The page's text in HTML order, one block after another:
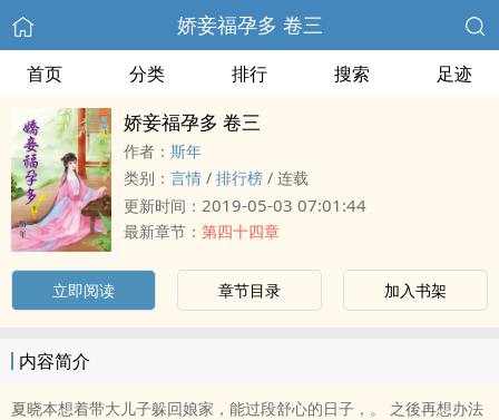
娇妾福孕多 卷三
首页 分类 排行 搜索 足迹
娇妾福孕多 卷三
作者： 斯年
类别： 言情 / 排行榜 / 连载
更新时间： 2019-05-03 07:01:44
最新章节： 第四十四章
立即阅读 章节目录 加入书架
内容简介
夏晓本想着带大儿子躲回娘家，能过段舒心的日子，。 之後再想办法